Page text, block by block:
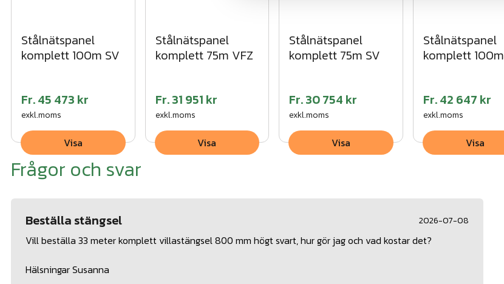
Stålnätspanel
komplett 100m SV
Fr.45 473 kr
exkl.moms
Visa
Stålnätspanel
komplett 75m VFZ
Fr.31 951 kr
exkl.moms
Visa
Stålnätspanel
komplett 75m SV
Fr.30 754 kr
exkl.moms
Visa
Stålnätspanel
komplett 100m
Fr.42 647 kr
exkl.moms
Visa
Frågor och svar
2026-07-08
Beställa stängsel
Vill beställa 33 meter komplett villastängsel 800 mm högt svart, hur gör jag och vad kostar det?
Hälsningar Susanna